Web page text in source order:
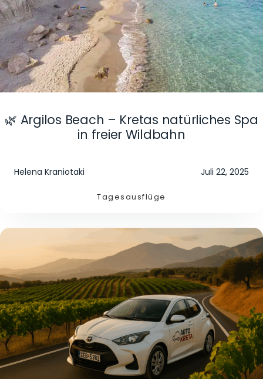
🌿 Argilos Beach – Kretas natürliches Spa
in freier Wildbahn
Helena Kraniotaki Juli 22, 2025
Tagesausflüge